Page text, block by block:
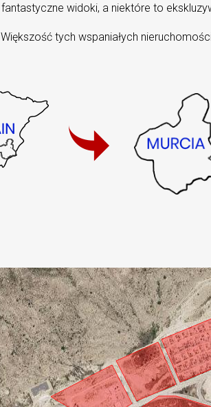
fantastyczne widoki, a niektóre to
Większość tych wspaniałych